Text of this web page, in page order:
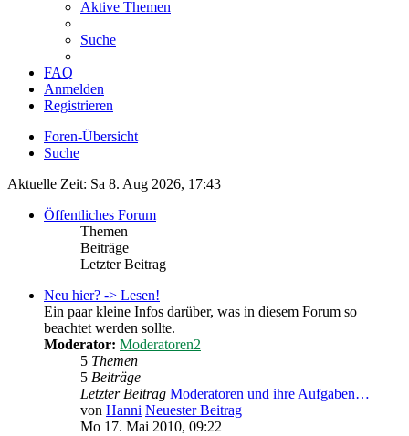
Aktive Themen
Suche
FAQ
Anmelden
Registrieren
Foren-Übersicht
Suche
Aktuelle Zeit: Sa 8. Aug 2026, 17:43
Öffentliches Forum
Themen
Beiträge
Letzter Beitrag
Neu hier? -> Lesen!
Ein paar kleine Infos darüber, was in diesem Forum so
beachtet werden sollte.
Moderator: Moderatoren2
5 Themen
5 Beiträge
Letzter Beitrag Moderatoren und ihre Aufgaben…
von Hanni Neuester Beitrag
Mo 17. Mai 2010, 09:22